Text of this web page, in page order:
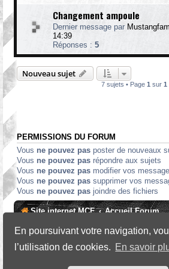
En poursuivant votre navigation,
l’utilisation de cookies. En savoir
Changement ampoule
Dernier message par
14:39
Réponses : 5
Nouveau sujet
7 sujets • Page 1 sur 1
PERMISSIONS DU FORUM
Vous ne pouvez pas poster de nouveaux
Vous ne pouvez pas répondre aux sujets
Vous ne pouvez pas modifier vos
Vous ne pouvez pas supprimer vos
Vous ne pouvez pas joindre des fichiers
Site internet MCF Accueil Forum
*SE Gamer Style byphpBB